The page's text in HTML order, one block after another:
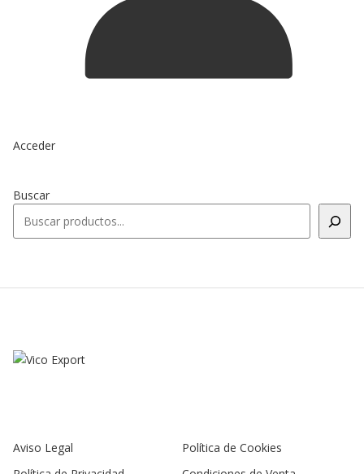
Acceder
Buscar
Aviso Legal
Política de Cookies